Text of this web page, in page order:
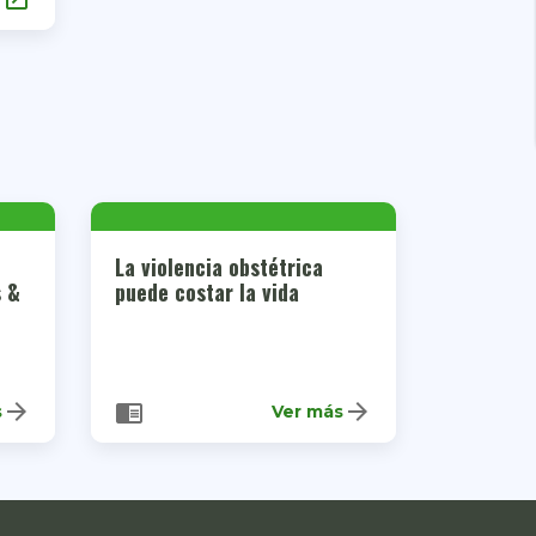
&
arrow_forward
La violencia obstétrica
puede costar la vida
chrome_reader_mode Ver más arrow_forward